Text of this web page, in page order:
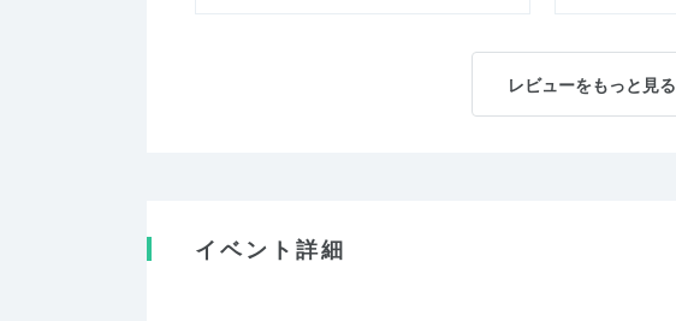
レビューをもっと見る
イベント詳細